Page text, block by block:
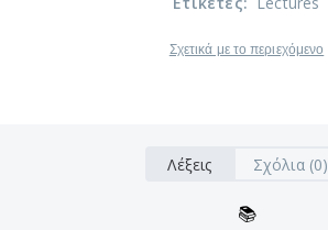
Σχετικά με το περιεχόμενο
Λέξεις Σχόλια (0)
📚